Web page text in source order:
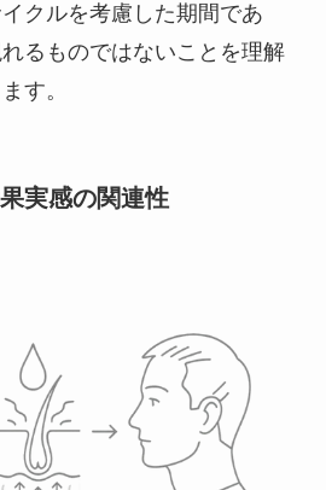
クルを考慮した期間であ
るものではないことを理解
す。
実感の関連性